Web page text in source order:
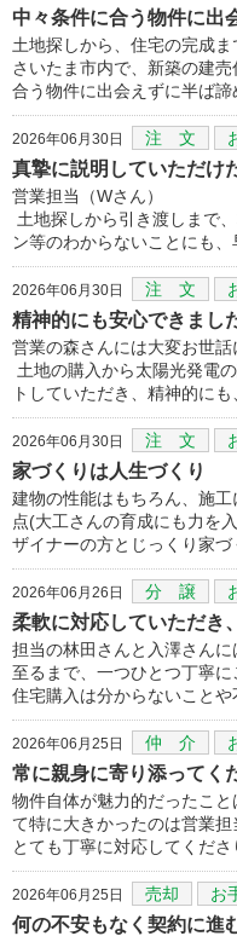
中々条件に合う物件に
土地探しから、住宅の完成ま
さいたま市内で、新築の建
合う物件に出会えずに半ば諦
2026年06月30日 注 文
真摯に説明していただけ
営業担当（Wさん）
土地探しから引き渡しまで
ン等のわからないことにも
2026年06月30日 注 文
精神的にも安心できまし
営業の森さんには大変お世話
土地の購入から太陽光発電
トしていただき、精神的に
2026年06月30日 注 文
家づくりは人生づくり
建物の性能はもちろん、施
点(大工さんの育成にも力を
ザイナーの方とじっくり家
2026年06月26日 分 譲
柔軟に対応していただき
担当の林田さんと入澤さん
至るまで、一つひとつ丁寧に
住宅購入は分からないことや
2026年06月25日 仲 介
常に親身に寄り添ってく
物件自体が魅力的だったこ
て特に大きかったのは営業
とても丁寧に対応してくだ
2026年06月25日 売却 お
何の不安もなく契約に進